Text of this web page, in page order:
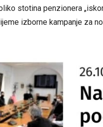
stotina penzionera
izborne kampanje za